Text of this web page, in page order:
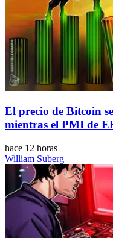
El precio de Bitcoin
mientras el PMI de
hace 12 horas
William Suberg